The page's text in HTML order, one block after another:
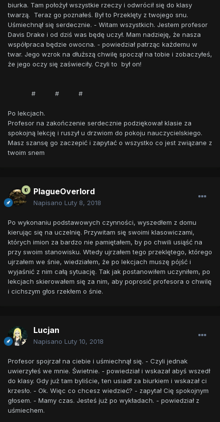
biurka. Tam położył wszystkie rzeczy i odwrócił się do klasy
twarzą. Teraz go poznałeś. Był to Przeklęty z twojego snu.
Uśmiechnął się serdecznie. - Witam wszystkich. Jestem profesor
Davis Drake i od dziś was będę uczył. Mam nadzieję, że nasza
współpraca będzie owocna. - powiedział patrząc każdemu w
twar. Jego wzrok na dłuższą chwilę spoczął na tobie i zobaczyłeś,
że jego oczy się zaświeciły. Czyli to był on!
# # #
Po lekcjach.
Profesor na zakończenie serdecznie podziękował klasie za
spokojną lekcję i ruszył u drzwiom do pokoju nauczycielskiego.
Masz szansę go zaczepić i zapytać o wszystko co jest związane z
twoim snem
PlagueOverlord
Napisano Luty 8, 2018
Po wykonaniu podstawowych czynności, wyszedłem z domu
kierując się na uczelnię. Przywitam się swoimi klasowiczami,
których imion za bardzo nie pamiętałem, by po chwili usiąść na
przy swoim stanowisku. Wtedy ujrzałem tego przeklętego, którego
ujrzałem we śnie, wiedziałem, że po lekcjach muszę pójść i
wyjaśnić z nim całą sytuację. Tak jak postanowiłem uczyniłem, po
lekcjach skierowałem się za nim, aby poprosić profesora o chwilę
i cichszym głos rzekłem o śnie.
Lucjan
Napisano Luty 10, 2018
Profesor spojrzał na ciebie i uśmiechnął się. - Czyli jednak
uwierzyłeś we mnie. Świetnie. - powiedział i wskazał abyś wszedł
do klasy. Gdy już tam byliście, ten usiadł za biurkiem i wskazał ci
krzesło. - Ok. Więc co chcesz wiedzieć? - zapytał Cię spokojnym
głosem. - Mamy czas. Jesteś już po wykładach. - powiedział z
uśmiechem.